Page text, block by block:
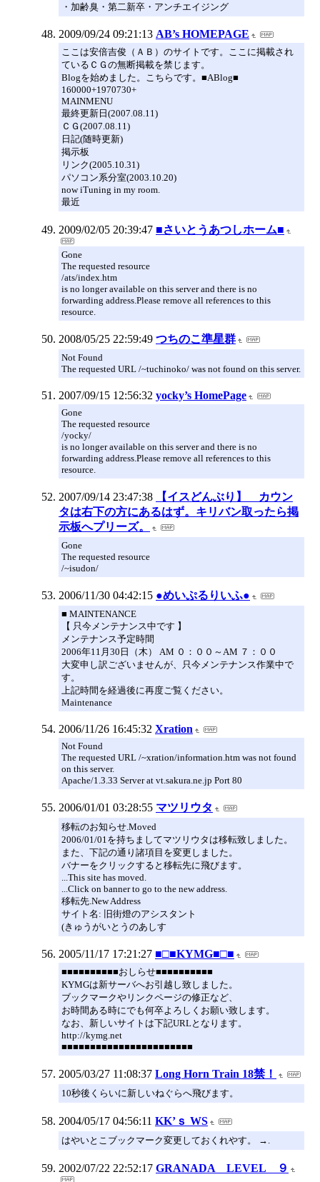
・加齢臭・第二新卒・アンチエイジング
2009/09/24 09:21:13 AB’s HOMEPAGE
ここは安倍吉俊（ＡＢ）のサイトです。ここに掲載され
ているＣＧの無断掲載を禁じます。
Blogを始めました。こちらです。■ABlog■
160000+1970730+
MAINMENU
最終更新日(2007.08.11)
ＣＧ(2007.08.11)
日記(随時更新)
掲示板
リンク(2005.10.31)
パソコン系分室(2003.10.20)
now iTuning in my room.
最近
2009/02/05 20:39:47 ■さいとうあつしホーム■
Gone
The requested resource
/ats/index.htm
is no longer available on this server and there is no
forwarding address.Please remove all references to this
resource.
2008/05/25 22:59:49 つちのこ準星群
Not Found
The requested URL /~tuchinoko/ was not found on this server.
2007/09/15 12:56:32 yocky’s HomePage
Gone
The requested resource
/yocky/
is no longer available on this server and there is no
forwarding address.Please remove all references to this
resource.
2007/09/14 23:47:38
【イスどんぶり】 カウン
タは右下の方にあるはず。キリバン取ったら掲
示板へプリーズ。
Gone
The requested resource
/~isudon/
2006/11/30 04:42:15 ●めいぷるりいふ●
■ MAINTENANCE
【 只今メンテナンス中です 】
メンテナンス予定時間
2006年11月30日（木） AM ０：００～AM ７：００
大変申し訳ございませんが、只今メンテナンス作業中で
す。
上記時間を経過後に再度ご覧ください。
Maintenance
2006/11/26 16:45:32 Xration
Not Found
The requested URL /~xration/information.htm was not found
on this server.
Apache/1.3.33 Server at vt.sakura.ne.jp Port 80
2006/01/01 03:28:55 マツリウタ
移転のお知らせ.Moved
2006/01/01を持ちましてマツリウタは移転致しました。
また、下記の通り諸項目を変更しました。
バナーをクリックすると移転先に飛びます。
...This site has moved.
...Click on banner to go to the new address.
移転先.New Address
サイト名: 旧街燈のアシスタント
(きゅうがいとうのあしす
2005/11/17 17:21:27 ■□■KYMG■□■
■■■■■■■■■■おしらせ■■■■■■■■■■
KYMGは新サーバへお引越し致しました。
ブックマークやリンクページの修正など、
お時間ある時にでも何卒よろしくお願い致します。
なお、新しいサイトは下記URLとなります。
http://kymg.net
■■■■■■■■■■■■■■■■■■■■■■■
2005/03/27 11:08:37 Long Horn Train 18禁！
10秒後くらいに新しいねぐらへ飛びます。
2004/05/17 04:56:11 KK’ｓ WS
はやいとこブックマーク変更しておくれやす。 →.
2002/07/22 22:52:17 GRANADA LEVEL ９